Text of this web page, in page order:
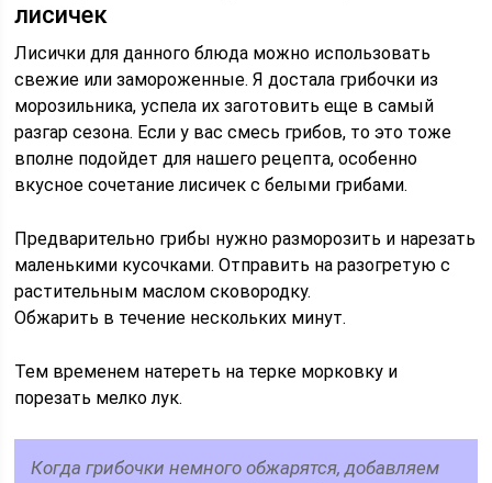
лисичек
Лисички для данного блюда можно использовать
свежие или замороженные. Я достала грибочки из
морозильника, успела их заготовить еще в самый
разгар сезона. Если у вас смесь грибов, то это тоже
вполне подойдет для нашего рецепта, особенно
вкусное сочетание лисичек с белыми грибами.
Предварительно грибы нужно разморозить и нарезать
маленькими кусочками. Отправить на разогретую с
растительным маслом сковородку.
Обжарить в течение нескольких минут.
Тем временем натереть на терке морковку и
порезать мелко лук.
Когда грибочки немного обжарятся, добавляем